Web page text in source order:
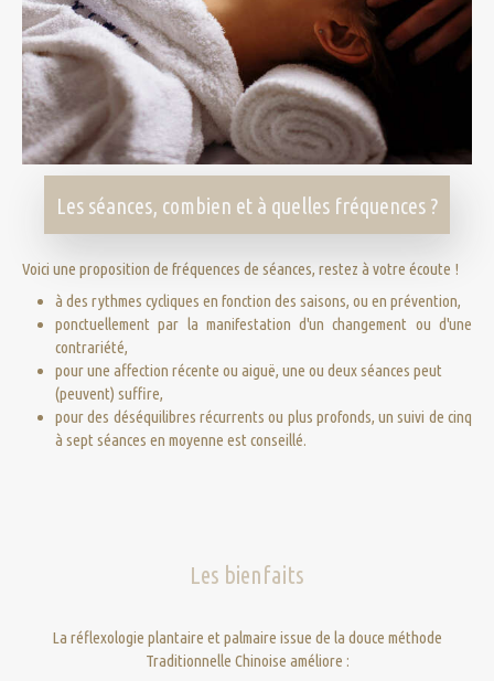
Les séances, combien et à quelles fréquences ?
Voici une proposition de fréquences de séances, restez à votre écoute !
à des rythmes cycliques en fonction des saisons, ou en prévention,
ponctuellement par la manifestation d'un changement ou d'une
contrariété,
pour une affection récente ou aiguë, une ou deux séances peut
(peuvent) suffire,
pour des déséquilibres récurrents ou plus profonds, un suivi de cinq
à sept séances en moyenne est conseillé.
Les bienfaits
La réflexologie plantaire et palmaire issue de la douce méthode
Traditionnelle Chinoise améliore :